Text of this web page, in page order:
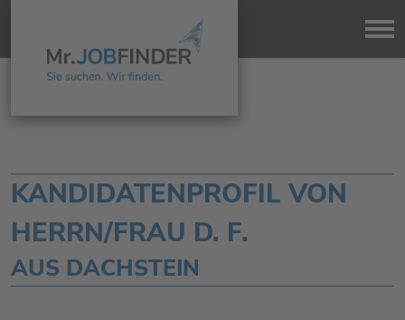
KANDIDATENPROFIL VON
HERRN/FRAU D. F.
AUS DACHSTEIN